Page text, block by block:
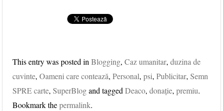
This entry was posted inBlogging,Caz umanitar,duzina de
cuvinte,Oameni care contează,Personal,psi,Publicitar,Semn
SPRE carte,SuperBlogand taggedDeaco,donaţie,premiu.
Bookmark thepermalink.